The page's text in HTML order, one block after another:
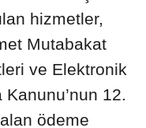
hizmetler,
Mutabakat
ve Elektronik
Kanunu’nun 12.
ödeme